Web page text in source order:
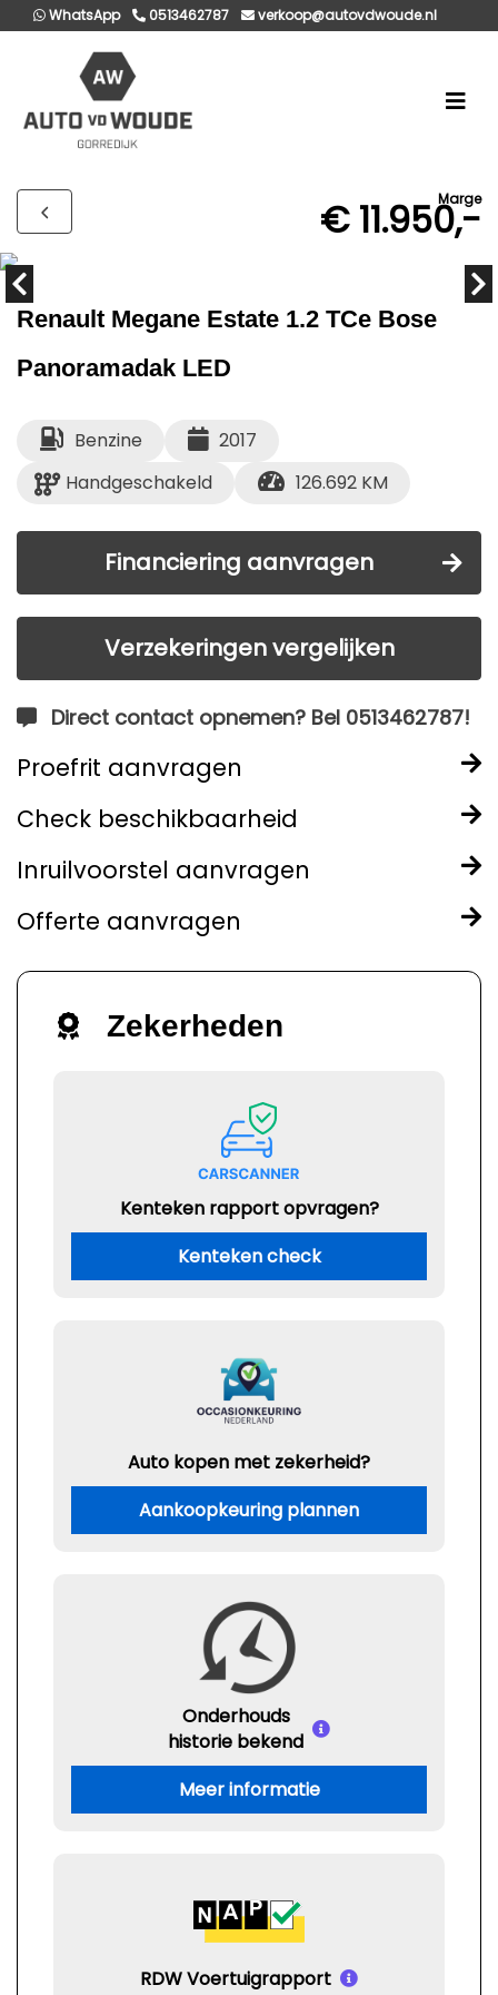
WhatsApp 0513462787 verkoop@autovdwoude.nl
Marge
€ 11.950,-
Renault Megane Estate 1.2 TCe Bose
Panoramadak LED
Benzine
2017
Handgeschakeld
126.692 KM
Financiering aanvragen
Verzekeringen vergelijken
Direct contact opnemen? Bel 0513462787!
Proefrit aanvragen
Check beschikbaarheid
Inruilvoorstel aanvragen
Offerte aanvragen
Zekerheden
Kenteken rapport opvragen?
Kenteken check
Auto kopen met zekerheid?
Aankoopkeuring plannen
Onderhouds
historie bekend
Meer informatie
RDW Voertuigrapport